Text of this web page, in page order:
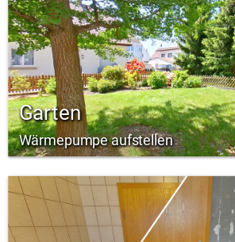
Garten
Wärmepumpe aufstellen